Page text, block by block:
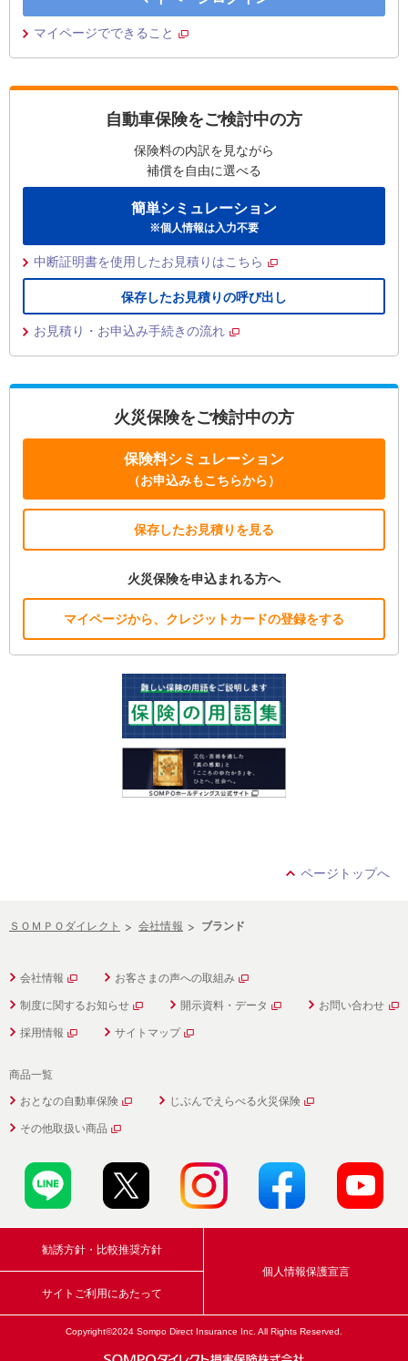
マイページでできること
自動車保険をご検討中の方
保険料の内訳を見ながら
補償を自由に選べる
簡単シミュレーション
※個人情報は入力不要
中断証明書を使用したお見積りはこちら
保存したお見積りの呼び出し
お見積り・お申込み手続きの流れ
火災保険をご検討中の方
保険料シミュレーション
（お申込みもこちらから）
保存したお見積りを見る
火災保険を申込まれる方へ
マイページから、クレジットカードの登録をする
ページトップへ
ＳＯＭＰＯダイレクト 会社情報 ブランド
会社情報 お客さまの声への取組み
制度に関するお知らせ 開示資料・データ お問い合わせ
採用情報 サイトマップ
商品一覧
おとなの自動車保険 じぶんでえらべる火災保険
その他取扱い商品
勧誘方針・比較推奨方針
個人情報保護宣言
サイトご利用にあたって
Copyright©2024 Sompo Direct Insurance Inc. All Rights Reserved.